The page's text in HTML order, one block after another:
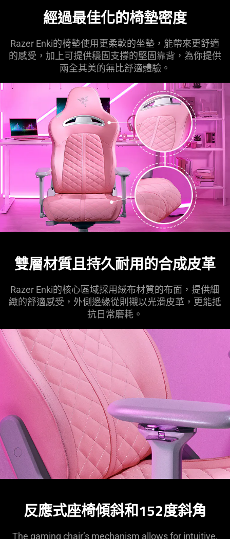
經過最佳化的椅墊密度
Razer Enki的椅墊使用更柔軟的坐墊，能帶來更舒適
的感受，加上可提供穩固支撐的堅固靠背，為你提供
兩全其美的無比舒適體驗。
雙層材質且持久耐用的合成皮革
Razer Enki的核心區域採用絨布材質的布面，提供細
緻的舒適感受，外側邊緣從則襯以光滑皮革，更能抵
抗日常磨耗。
反應式座椅傾斜和152度斜角
The gaming chair’s mechanism allows for intuitive,